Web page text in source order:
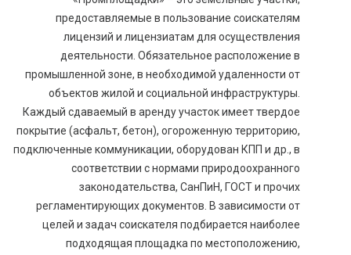
предоставляемые в пользование соискателям
лицензий и лицензиатам для осуществления
деятельности. Обязательное расположение в
промышленной зоне, в необходимой удаленности от
объектов жилой и социальной инфраструктуры.
Каждый сдаваемый в аренду участок имеет твердое
покрытие (асфальт, бетон), огороженную территорию,
подключенные коммуникации, оборудован КПП и др., в
соответствии с нормами природоохранного
законодательства, СанПиН, ГОСТ и прочих
регламентирующих документов. В зависимости от
целей и задач соискателя подбирается наиболее
подходящая площадка по местоположению,